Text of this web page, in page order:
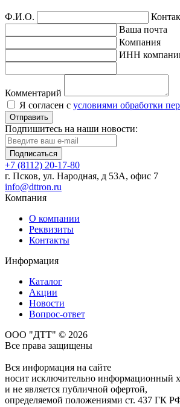
Ф.И.О.
Ваша почта
Компания
ИНН
Комментарий
Я согласен с условиями обработки
Отправить
Подпишитесь на наши новости:
Подписаться
+7 (8112) 20-17-80
г. Псков, ул. Народная, д 53А, офис 7
info@dttron.ru
Компания
О компании
Реквизиты
Контакты
Информация
Каталог
Акции
Новости
Вопрос-ответ
ООО "ДТТ" © 2026
Все права защищены
Вся информация на сайте
носит исключительно информационный
и не является публичной офертой,
определяемой положениями ст. 437 ГК